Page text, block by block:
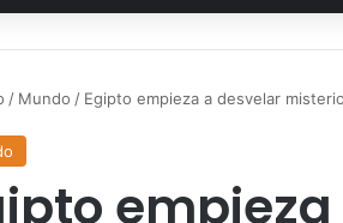
/ Mundo / Egipto empieza a desvelar